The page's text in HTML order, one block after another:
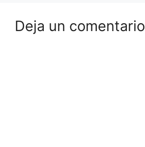
Deja un comentario